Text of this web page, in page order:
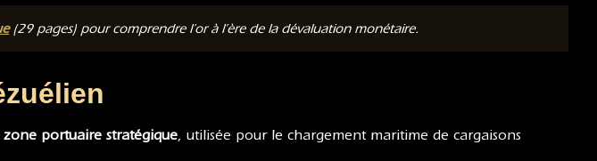
(29 pages) pour comprendre l’or à l’ère de la dévaluation monétaire.
zone portuaire stratégique, utilisée pour le chargement maritime de cargaisons